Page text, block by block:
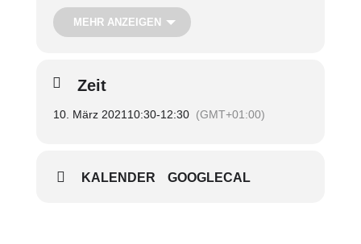
Treffpunkt: Im „SieNa“
Teilnahmegebühr: Kostenfrei, über eine kleine Spende
Nur mit Anmeldung
MEHR ANZEIGEN
Zeit
10. März 2021 10:30-12:30 (GMT+01:00)
KALENDER GOOGLECAL